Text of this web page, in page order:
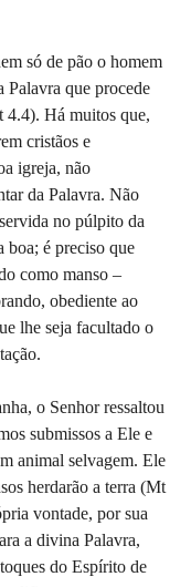
só de pão o homem
Palavra que procede
4.4). Há muitos que,
cristãos e
igreja, não
da Palavra. Não
no púlpito da
boa; é preciso que
como manso –
obediente ao
lhe seja facultado o
o Senhor ressaltou
submissos a Ele e
animal selvagem. Ele
herdarão a terra (Mt
vontade, por sua
a divina Palavra,
do Espírito de